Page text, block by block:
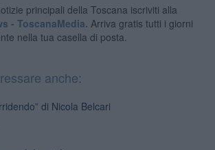
principali della Toscana iscriviti alla
- ToscanaMedia. Arriva gratis tutti i giorni
nella tua casella di posta.
anche:
di Nicola Belcari